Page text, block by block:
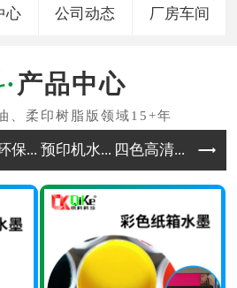
心 公司动态 厂房车间
产品中心
保... 预印机水... 四色高清... 无纺